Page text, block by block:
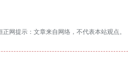
正网提示：文章来自网络，不代表本站观点。